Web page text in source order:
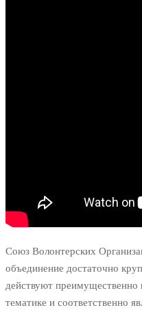
Союз Волонтерских
объединение достаточно
действуют преимущественно
тематике и соответственно